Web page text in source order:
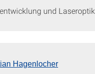
und Laseroptik
Hagenlocher